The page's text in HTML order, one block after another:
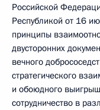
Российской
Республикой от 16
принципы
двусторонних
вечного
стратегического
и обоюдного
сотрудничество в